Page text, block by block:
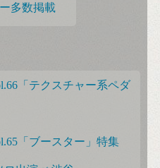
多数掲載
「テクスチャー系ペダ
「ブースター」特集